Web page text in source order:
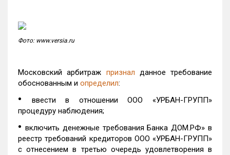
Фото: www.versia.ru
Московский арбитраж признал данное требование
обоснованным и определил:
•
ввести в отношении ООО «УРБАН-ГРУПП»
процедуру наблюдения;
• включить денежные требования Банка ДОМ.РФ» в
реестр требований кредиторов ООО «УРБАН-ГРУПП»
с отнесением в третью очередь удовлетворения в